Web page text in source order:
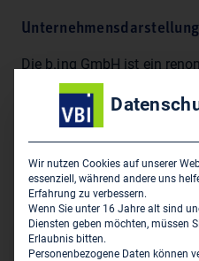
Unternehmensdarstellung
Die b.ing GmbH ist ein renommiertes Ingenieurbüro für
Materialprüfung und
Prüfdienstleistung im
entsprechenden
Bauwerksuntersuchungen,
Dübeltechnik, Keramik
Hauptsitz des
Wir nutzen Cookies auf unserer
essenziell, während andere uns
Erfahrung zu verbessern.
Wenn Sie unter 16 Jahre alt sind
Diensten geben möchten, müssen
Erlaubnis bitten.
Personenbezogene Daten können